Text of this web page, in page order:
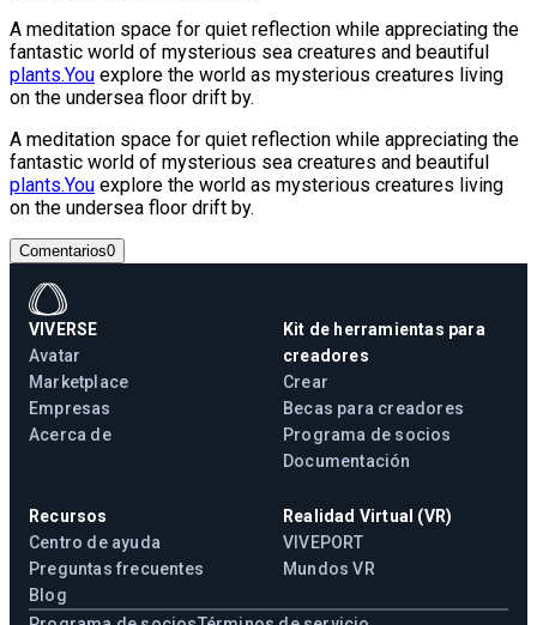
A meditation space for quiet reflection while appreciating the
fantastic world of mysterious sea creatures and beautiful
plants.You explore the world as mysterious creatures living
on the undersea floor drift by.
A meditation space for quiet reflection while appreciating the
fantastic world of mysterious sea creatures and beautiful
plants.You explore the world as mysterious creatures living
on the undersea floor drift by.
Comentarios0
VIVERSE
Avatar
Marketplace
Empresas
Acerca de
Kit de herramientas para
creadores
Crear
Becas para creadores
Programa de socios
Documentación
Recursos
Centro de ayuda
Preguntas frecuentes
Blog
Realidad Virtual (VR)
VIVEPORT
Mundos VR